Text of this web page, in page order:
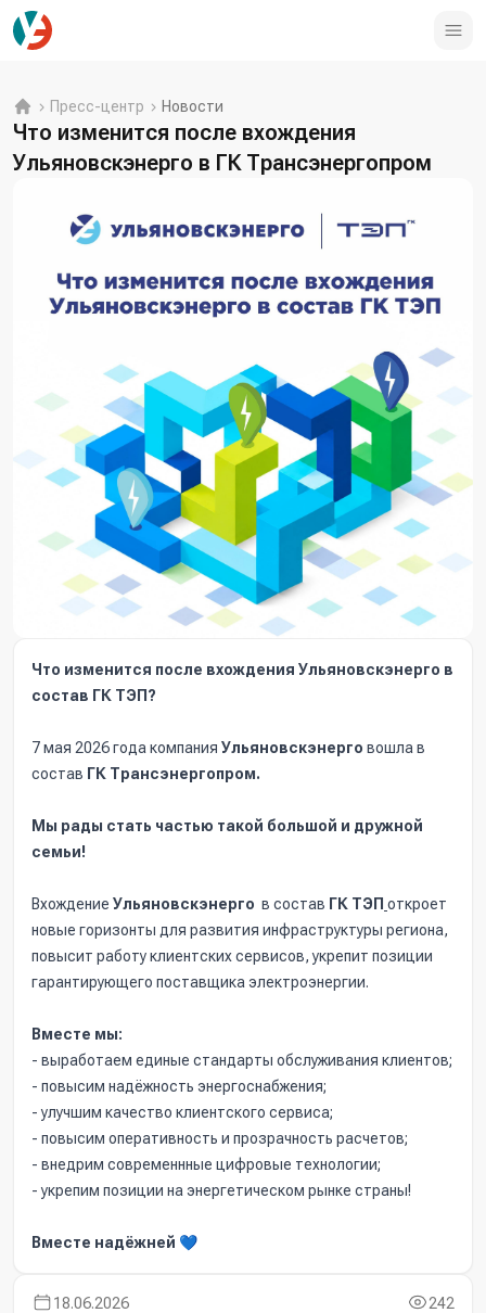
Пресс-центр Новости
Что изменится после вхождения
Ульяновскэнерго в ГК Трансэнергопром
Что изменится после вхождения Ульяновскэнерго в
состав ГК ТЭП?
7 мая 2026 года компания Ульяновскэнерго вошла в
состав ГК Трансэнергопром.
Мы рады стать частью такой большой и дружной
семьи!
Вхождение Ульяновскэнерго в состав ГК ТЭП откроет
новые горизонты для развития инфраструктуры региона,
повысит работу клиентских сервисов, укрепит позиции
гарантирующего поставщика электроэнергии.
Вместе мы:
- выработаем единые стандарты обслуживания клиентов;
- повысим надёжность энергоснабжения;
- улучшим качество клиентского сервиса;
- повысим оперативность и прозрачность расчетов;
- внедрим современнные цифровые технологии;
- укрепим позиции на энергетическом рынке страны!
Вместе надёжней 💙
18.06.2026 242